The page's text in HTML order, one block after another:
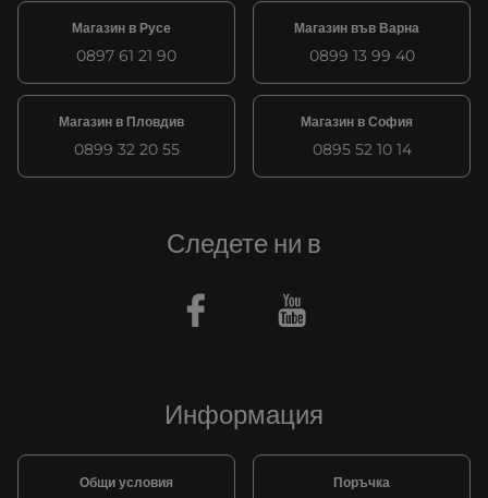
Магазин в Русе
0897 61 21 90
Магазин във Варна
0899 13 99 40
Магазин в Пловдив
0899 32 20 55
Магазин в София
0895 52 10 14
Информация
Общи условия Поръчка
Следете ни в
Facebook Youtube